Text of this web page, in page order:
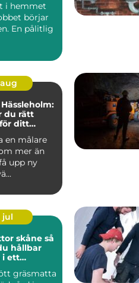
i hemmet
börjar
En pålitlig
du rätt
ditt
en målare
mer än
upp ny
jul
skåne så
hållbar
i ett
gräsmatta